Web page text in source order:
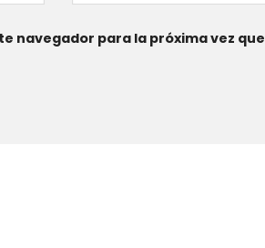
navegador para la próxima vez que